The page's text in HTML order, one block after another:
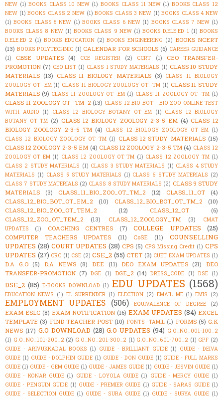
NEW (1) BOOKS CLASS 10 NEW (1) BOOKS CLASS 11 NEW (1) BOOKS CLASS 12
NEW (1) BOOKS CLASS 2 NEW (1) BOOKS CLASS 3 NEW (1) BOOKS CLASS 4 NEW
(1) BOOKS CLASS 5 NEW (1) BOOKS CLASS 6 NEW (1) BOOKS CLASS 7 NEW (1)
BOOKS CLASS 8 NEW (1) BOOKS CLASS 9 NEW (1) BOOKS D.ELE.ED 1 (1) BOOKS
D.ELE.ED 2 (1) BOOKS EDUCATION (2) BOOKS ENGINEERING (2) BOOKS NCERT
(13) BOOKS POLYTECHNIC (1) CALENDAR FOR SCHOOLS (6) CAREER GUIDANCE
(1)
CBSE UPDATES (4) CCE REGISTER (2) CCRT (1)
CEO TRANSFER-
PROMOTION (7) CEO LIST (1) CLASS 1 STUDY MATERIALS (1) CLASS 10 STUDY
MATERIALS (13) CLASS 11 BIOLOGY MATERIALS (3) CLASS 11 BIOLOGY
ZOOLOGY OT -EM (1) CLASS 11 BIOLOGY ZOOLOGY OT -TM (1) CLASS 11 STUDY
MATERIALS (9) CLASS 11 ZOOLOGY OT -EM (1) CLASS 11 ZOOLOGY OT -TM (1)
CLASS 11 ZOOLOGY OT -TM_2 (13) CLASS 12 BIO BOT - BIO ZOO ONLINE TEST
WITH AUDIO (1) CLASS 12 BIOLOGY BOTANY OT EM (1) CLASS 12 BIOLOGY
BOTANY OT TM (2) CLASS 12 BIOLOGY ZOOLOGY 2-3-5 EM (4) CLASS 12
BIOLOGY ZOOLOGY 2-3-5 TM (4) CLASS 12 BIOLOGY ZOOLOGY OT EM (1)
CLASS 12 BIOLOGY ZOOLOGY OT TM (1) CLASS 12 STUDY MATERIALS (15)
CLASS 12 ZOOLOGY 2-3-5 EM (4) CLASS 12 ZOOLOGY 2-3-5 TM (4) CLASS 12
ZOOLOGY OT EM (1) CLASS 12 ZOOLOGY OT TM (1) CLASS 12 ZOOLOGY TM (1)
CLASS 2 STUDY MATERIALS (1) CLASS 3 STUDY MATERIALS (1) CLASS 4 STUDY
MATERIALS (1) CLASS 5 STUDY MATERIALS (1) CLASS 6 STUDY MATERIALS (2)
CLASS 7 STUDY MATERIALS (2) CLASS 8 STUDY MATERIALS (2) CLASS 9 STUDY
MATERIALS
(3) CLASS_11_BIO_ZOO_OT_TM_2 (12) CLASS_11_OT
(4)
CLASS_12_BIO_BOT_OT_EM_2
(10) CLASS_12_BIO_BOT_OT_TM_2
(10)
CLASS_12_BIO_ZOO_OT_TEM_2
(12) CLASS_12_OT
(6)
CLASS_12_ZOO_OT_TEM_2
(13) CLASS_12_ZOOLOGY_TM (3)
CMAT
UPDATES
(1) COACHING CENTRES (7) COLLEGE UPDATES (25)
COMPUTER TEACHERS UPDATES (11) CoSE (11)
COUNSELLING
UPDATES (28) COURT UPDATES (28) CPS (5) CPS Missing Credit (1) CPS
UPDATES (27) CRC (1) CSE (2) CSE_2 (55) CTET (3) CUET EXAM UPDATES (1)
D.A G.O (5) D.A NEWS (8) DEE (11) DEO EXAM UPDATES (21)
DEO
TRANSFER-PROMOTION (7) DGE (1) DGE_2 (14) DRESS_CODE (1) DSE (1)
DSE_2 (85) E-BOOKS DOWNLOAD (1) EDU UPDATES (1568)
EDUCATION NEWS (1) EL SURRENDER (1) ELECTION (2) EMAIL ME (1) EMIS (2)
EMPLOYMENT UPDATES (506) EQUIVALENCE OF DEGREE (2)
EXAM ESLC (8) EXAM NOTIFICATION (16) EXAM UPDATES (84) EXCEL
TEMPLATE (3) FIND TEACHER POST (10) FONTS -TAMIL (1) FORMS (5) G.K
NEWS (17) G.O DOWNLOAD (28) G.O UPDATES (94) G.O_NO_001-100_2
(1) G.O_NO_101-200_2 (2) G.O_NO_201-300_2 (1) G.O_NO_601-700_2 (1) GPF (2)
GUIDE - ARIVUKKADAL BOOKS (1) GUIDE - BRILLIANT GUIDE (1) GUIDE - DEIVA
GUIDE (1) GUIDE - DOLPHIN GUIDE (1) GUIDE - DON GUIDE (1) GUIDE - FULL MARKS
GUIDE (1) GUIDE - GEM GUIDE (1) GUIDE - JAMES GUIDE (1) GUIDE - JESVIN GUIDE (1)
GUIDE - KONAR GUIDE (1) GUIDE - LOYOLA GUIDE (1) GUIDE - MERCY GUIDE (1)
GUIDE - PENGUIN GUIDE (1) GUIDE - PREMIER GUIDE (1) GUIDE - SARAS GUIDE (1)
GUIDE - SELECTION GUIDE (1) GUIDE - SURA GUIDE (1) GUIDE - SURYA GUIDE (1)